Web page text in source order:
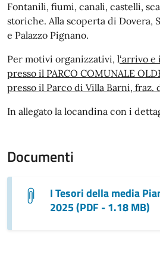
Fontanili, fiumi, canali, castelli,
storiche. Alla scoperta di Dovera,
e Palazzo Pignano.
Per motivi organizzativi, l‘arrivo
presso il PARCO COMUNALE
presso il Parco di Villa Barni, fraz.
In allegato la locandina con i
Documenti
I Tesori della media
2025 (PDF - 1.18 MB)